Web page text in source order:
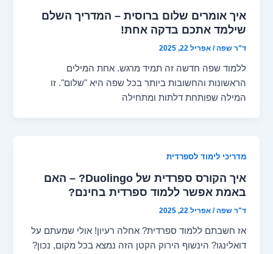
איך אומרים שלום ברוסית – המדריך השלם
שילמד אתכם בדקה אחת!
ד"ר שפה/אפריל 22, 2025
ללמוד שפה חדשה זה תמיד מרגש. אחת המילים
הראשונות והחשובות ביותר בכל שפה היא "שלום". זו
המילה שפותחת דלתות ומתחילה
מדריכי לימוד לספרדית
איך הקורס ספרדית של Duolingo? – האם
באמת אפשר ללמוד ספרדית בחינם?
ד"ר שפה/אפריל 22, 2025
אז חשבתם ללמוד ספרדית? אחלה רעיון! אולי שמעתם על
דואלינגו? הינשוף הירוק הקטן הזה נמצא בכל מקום, נכון?